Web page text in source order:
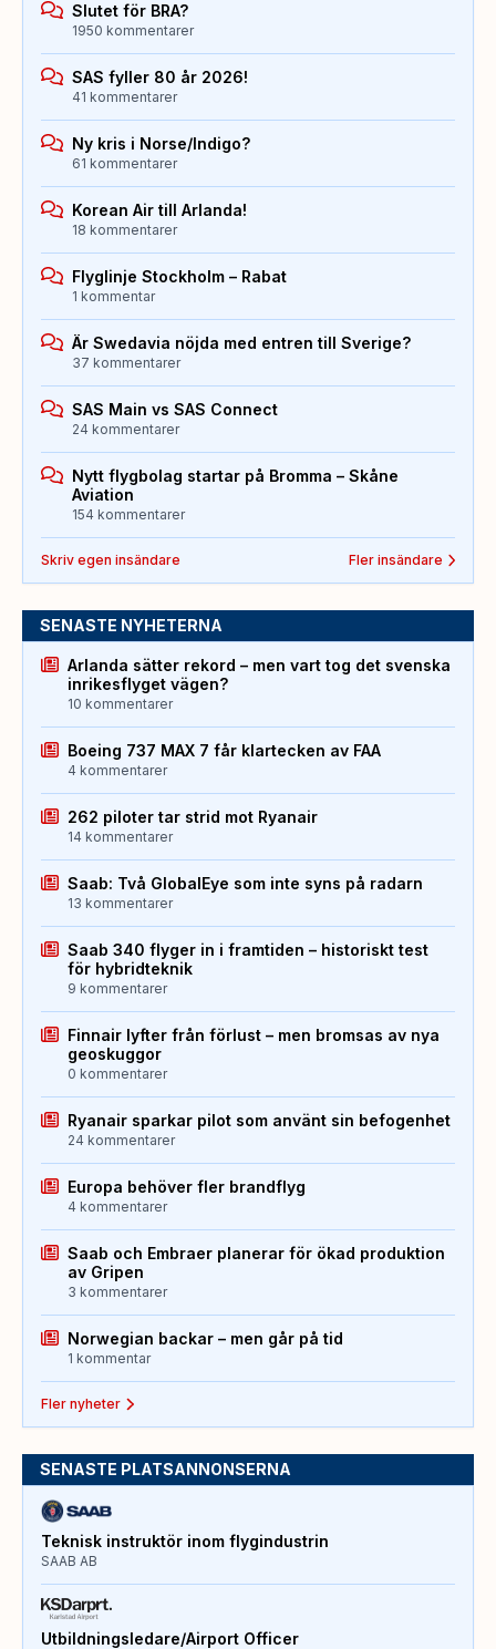
Slutet för BRA?
1950 kommentarer
SAS fyller 80 år 2026!
41 kommentarer
Ny kris i Norse/Indigo?
61 kommentarer
Korean Air till Arlanda!
18 kommentarer
Flyglinje Stockholm – Rabat
1 kommentar
Är Swedavia nöjda med entren till Sverige?
37 kommentarer
SAS Main vs SAS Connect
24 kommentarer
Nytt flygbolag startar på Bromma – Skåne
Aviation
154 kommentarer
Skriv egen insändare Fler insändare
SENASTE NYHETERNA
Arlanda sätter rekord – men vart tog det svenska
inrikesflyget vägen?
10 kommentarer
Boeing 737 MAX 7 får klartecken av FAA
4 kommentarer
262 piloter tar strid mot Ryanair
14 kommentarer
Saab: Två GlobalEye som inte syns på radarn
13 kommentarer
Saab 340 flyger in i framtiden – historiskt test
för hybridteknik
9 kommentarer
Finnair lyfter från förlust – men bromsas av nya
geoskuggor
0 kommentarer
Ryanair sparkar pilot som använt sin befogenhet
24 kommentarer
Europa behöver fler brandflyg
4 kommentarer
Saab och Embraer planerar för ökad produktion
av Gripen
3 kommentarer
Norwegian backar – men går på tid
1 kommentar
Fler nyheter
SENASTE PLATSANNONSERNA
Teknisk instruktör inom flygindustrin
SAAB AB
Utbildningsledare/Airport Officer